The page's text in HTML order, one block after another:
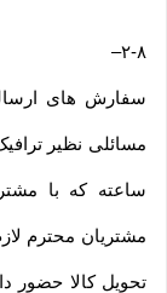
۲-۸–
سفارش های
ساعته که با
مشتریان محترم
تحویل کالا حضور